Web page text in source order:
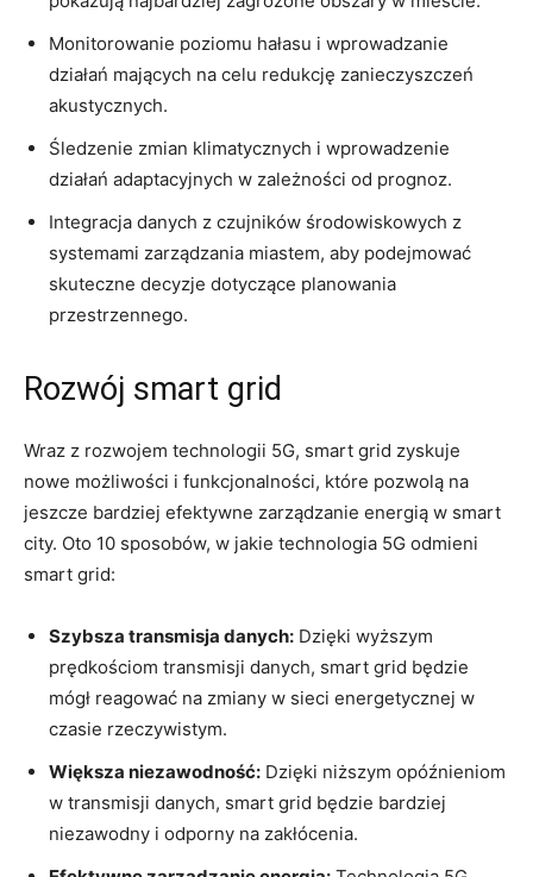
Monitorowanie ​poziomu hałasu i wprowadzanie
działań mających na celu redukcję⁣ zanieczyszczeń
⁣akustycznych.
Śledzenie zmian klimatycznych i wprowadzenie
działań adaptacyjnych ‍w zależności‍ od prognoz.
Integracja danych ⁣z czujników środowiskowych z
systemami zarządzania miastem, aby podejmować
skuteczne decyzje dotyczące​ planowania
‌przestrzennego.
Rozwój smart grid
Wraz z rozwojem technologii⁢ 5G, smart grid zyskuje
nowe ‍możliwości ⁤i funkcjonalności, które pozwolą na
jeszcze bardziej efektywne zarządzanie energią‌ w smart
⁢city. Oto 10‍ sposobów, w jakie technologia 5G odmieni
smart grid:
Szybsza transmisja danych: Dzięki⁤ wyższym
prędkościom ‌transmisji danych, smart grid będzie
mógł reagować na zmiany w⁣ sieci energetycznej w
czasie rzeczywistym.
Większa niezawodność: Dzięki niższym​ opóźnieniom
⁢w transmisji danych, ⁤smart grid ⁣będzie bardziej
niezawodny i‍ odporny na zakłócenia.